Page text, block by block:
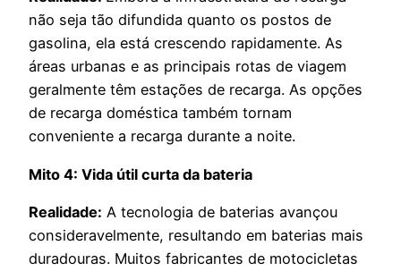
não seja tão difundida quanto os postos de
gasolina, ela está crescendo rapidamente. As
áreas urbanas e as principais rotas de viagem
geralmente têm estações de recarga. As opções
de recarga doméstica também tornam
conveniente a recarga durante a noite.
Mito 4: Vida útil curta da bateria
Realidade: A tecnologia de baterias avançou
consideravelmente, resultando em baterias mais
duradouras. Muitos fabricantes de motocicletas